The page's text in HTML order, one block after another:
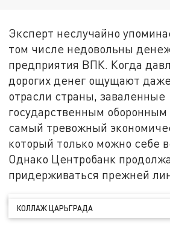
Эксперт неслучайно
том числе недовольны
предприятия ВПК. Когда
дорогих денег ощущают
отрасли страны, заваленные
государственным оборонным
самый тревожный
который только можно себе
Однако Центробанк
придерживаться прежней
КОЛЛАЖ ЦАРЬГРАДА